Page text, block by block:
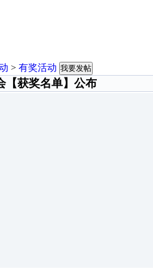
> 有奖活动 我要发帖
【获奖名单】公布